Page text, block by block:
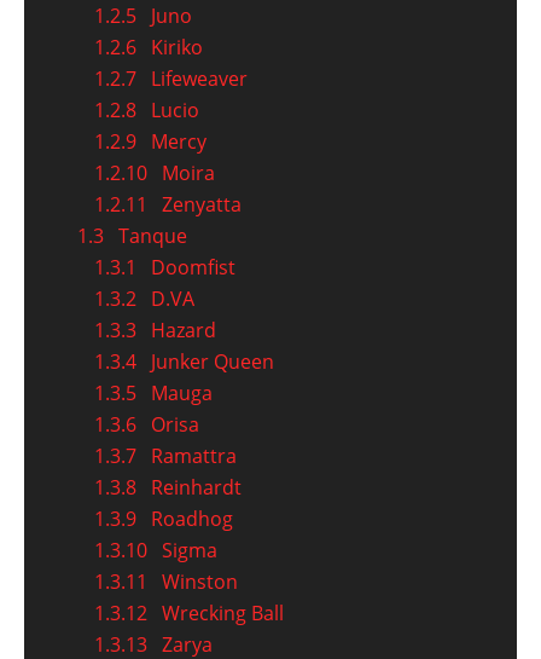
1.2.5 Juno
1.2.6 Kiriko
1.2.7 Lifeweaver
1.2.8 Lucio
1.2.9 Mercy
1.2.10 Moira
1.2.11
Zenyatta
1.3 Tanque
1.3.1
Doomfist
1.3.2 D.VA
1.3.3 Hazard
1.3.4 Junker Queen
1.3.5 Mauga
1.3.6 Orisa
1.3.7 Ramattra
1.3.8 Reinhardt
1.3.9 Roadhog
1.3.10 Sigma
1.3.11
Winston
1.3.12 Wrecking Ball
1.3.13 Zarya